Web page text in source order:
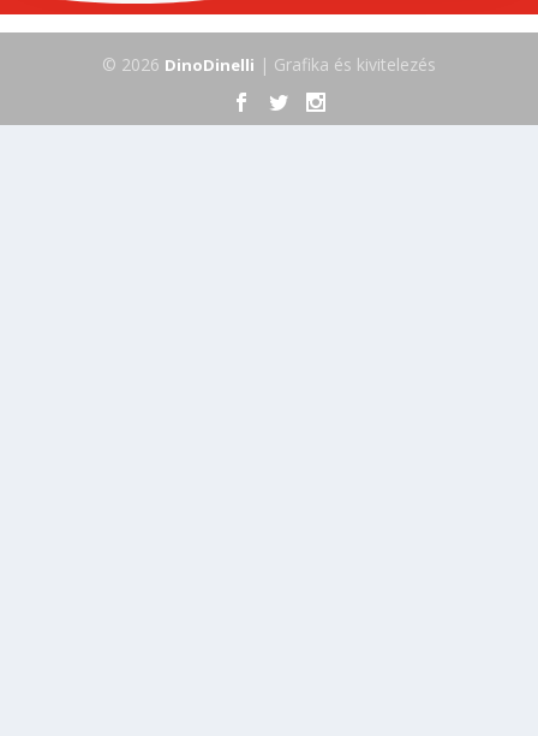
© 2026 DinoDinelli | Grafika és kivitelezés